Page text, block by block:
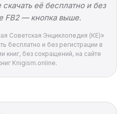
её бесплатно и без
FB2 — кнопка выше.
Советская Энциклопедия (КЕ)»
бесплатно и без регистрации в
без сокращений, на сайте
Knigism.online.